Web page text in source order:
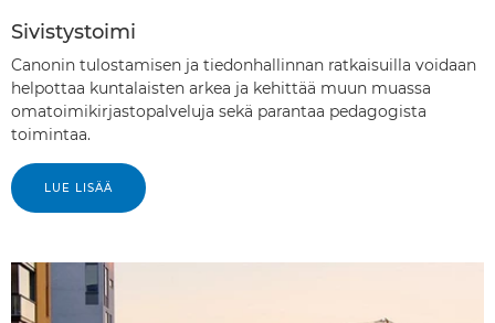
Sivistystoimi
Canonin tulostamisen ja tiedonhallinnan ratkaisuilla voidaan
helpottaa kuntalaisten arkea ja kehittää muun muassa
omatoimikirjastopalveluja sekä parantaa pedagogista
toimintaa.
LUE LISÄÄ